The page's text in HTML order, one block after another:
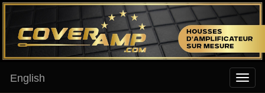
English